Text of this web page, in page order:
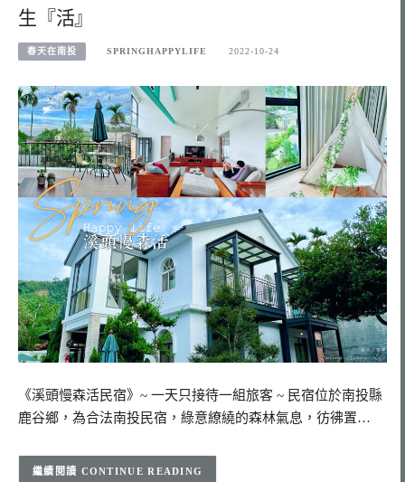
生『活』
春天在南投 SPRINGHAPPYLIFE 2022-10-24
《溪頭慢森活民宿》~ 一天只接待一組旅客 ~ 民宿位於南投縣
鹿谷鄉，為合法南投民宿，綠意繚繞的森林氣息，彷彿置…
CONTINUE READING